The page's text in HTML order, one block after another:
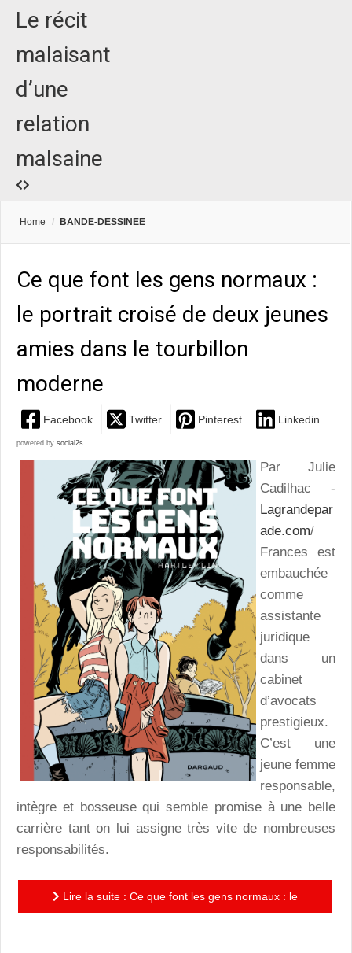
Le récit
malaisant
d’une
relation
malsaine
Home / BANDE-DESSINEE
Ce que font les gens normaux :
le portrait croisé de deux jeunes
amies dans le tourbillon
moderne
Facebook Twitter Pinterest Linkedin
powered by social2s
Par Julie
Cadilhac -
Lagrandepar
ade.com/
Frances est
embauchée
comme
assistante
juridique
dans un
cabinet
d’avocats
prestigieux.
C’est une
jeune femme
responsable,
intègre et bosseuse qui semble promise à une belle
carrière tant on lui assigne très vite de nombreuses
responsabilités.
Lire la suite : Ce que font les gens normaux : le